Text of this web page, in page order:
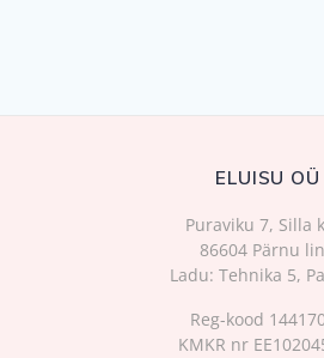
ELUISU OÜ
Puraviku 7, Silla
86604 Pärnu
Ladu: Tehnika 5,
Reg-kood
KMKR nr